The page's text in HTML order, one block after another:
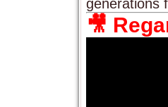
générations
🎥